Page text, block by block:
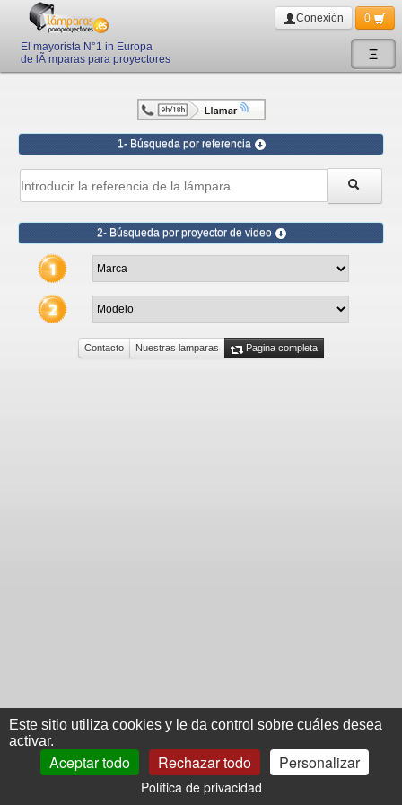
Ξ
El mayorista N°1 in Europa
de lÃ mparas para proyectores
Conexión 0
1- Búsqueda por referencia
2- Búsqueda por proyector de video
Contacto Nuestras lamparas Pagina completa
Este sitio utiliza cookies y le da control sobre cuáles desea
activar.
Aceptar todo Rechazar todo Personalizar
Política de privacidad